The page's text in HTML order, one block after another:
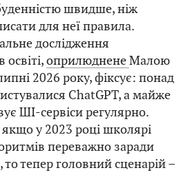
швидше, ніж
для неї правила.
дослідження
оприлюдненеМалою
2026 року, фіксує: понад
ChatGPT, а майже
ШІ-сервіси регулярно.
у 2023 році школярі
переважно заради
тепер головний сценарій –